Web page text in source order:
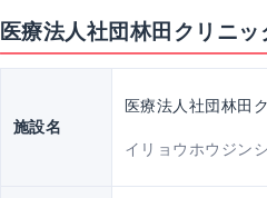
医療法人社団林田クリニ
施設名
医療法人社団林田
イリョウホウジン